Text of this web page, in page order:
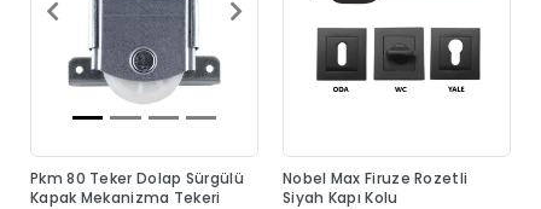
Pkm 80 Teker Dolap Sürgülü
Kapak Mekanizma Tekeri
Nobel Max Firuze Rozetli
Siyah Kapı Kolu